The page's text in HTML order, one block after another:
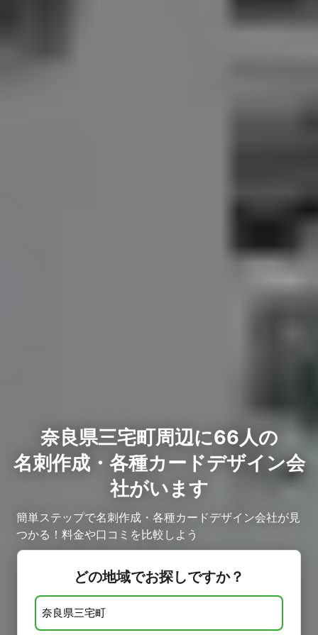
奈良県三宅町周辺に66人の
名刺作成・各種カードデザイン会
社がいます
簡単ステップで名刺作成・各種カードデザイン会社が見
つかる！料金や口コミを比較しよう
どの地域でお探しですか？